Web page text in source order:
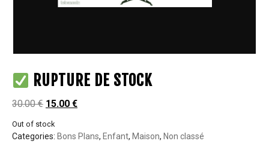
RUPTURE DE STOCK
30.00€ 15.00 €
Out of stock
Categories: Bons Plans, Enfant, Maison, Non classé